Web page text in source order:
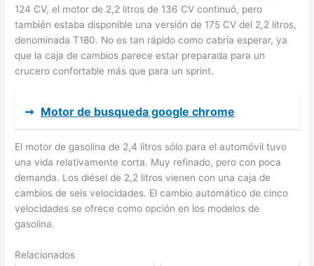
124 CV, el motor de 2,2 litros de 136 CV continuó, pero
también estaba disponible una versión de 175 CV del 2,2 litros,
denominada T180. No es tan rápido como cabría esperar, ya
que la caja de cambios parece estar preparada para un
crucero confortable más que para un sprint.
➞ Motor de busqueda google chrome
El motor de gasolina de 2,4 litros sólo para el automóvil tuvo
una vida relativamente corta. Muy refinado, pero con poca
demanda. Los diésel de 2,2 litros vienen con una caja de
cambios de seis velocidades. El cambio automático de cinco
velocidades se ofrece como opción en los modelos de
gasolina.
Relacionados